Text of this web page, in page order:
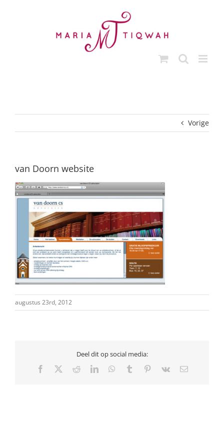
Vorige
van Doorn website
augustus 23rd, 2012
Deel dit op social media:
Facebook RedditLinkedInWhatsApp
Tumblr Pinterest
Vk
E-